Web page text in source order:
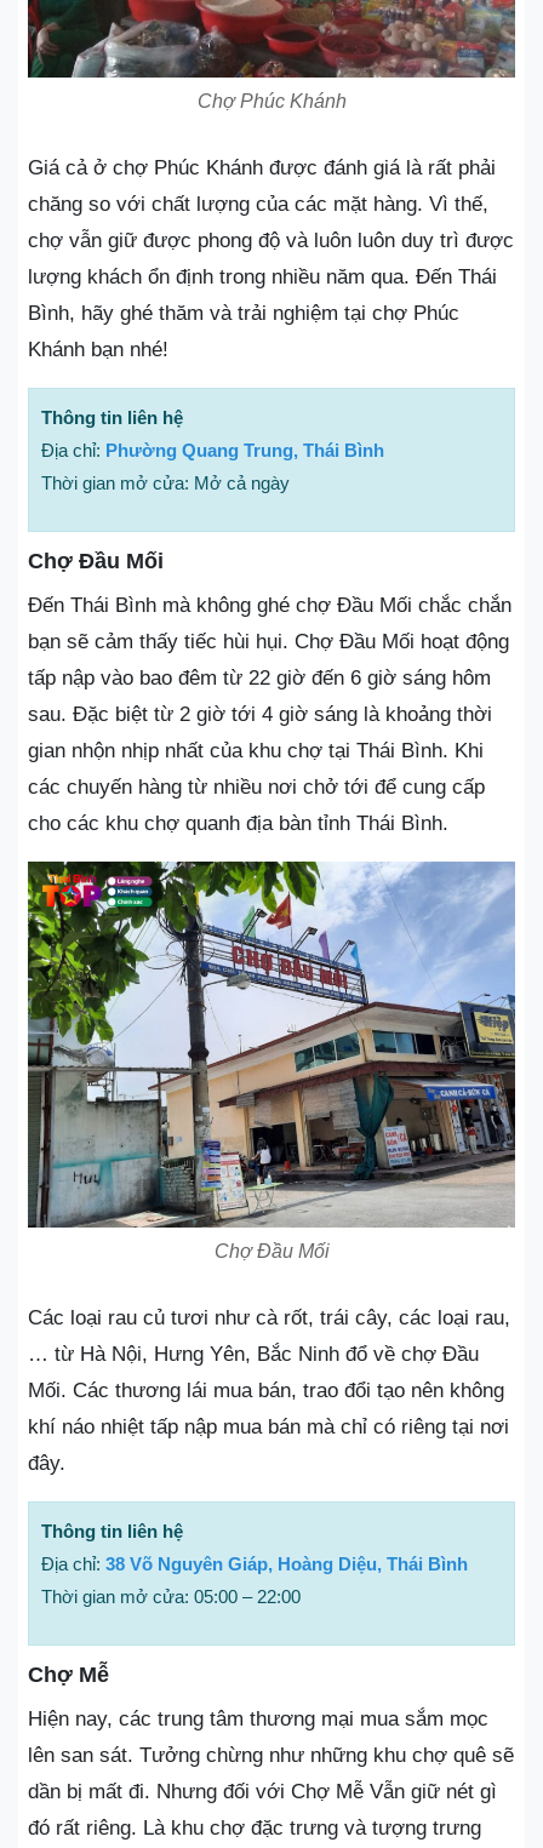
Chợ Phúc Khánh
Giá cả ở chợ Phúc Khánh được đánh giá là rất phải
chăng so với chất lượng của các mặt hàng. Vì thế,
chợ vẫn giữ được phong độ và luôn luôn duy trì được
lượng khách ổn định trong nhiều năm qua. Đến Thái
Bình, hãy ghé thăm và trải nghiệm tại chợ Phúc
Khánh bạn nhé!
Thông tin liên hệ
Địa chỉ: Phường Quang Trung, Thái Bình
Thời gian mở cửa: Mở cả ngày
Chợ Đầu Mối
Đến Thái Bình mà không ghé chợ Đầu Mối chắc chắn
bạn sẽ cảm thấy tiếc hùi hụi. Chợ Đầu Mối hoạt động
tấp nập vào bao đêm từ 22 giờ đến 6 giờ sáng hôm
sau. Đặc biệt từ 2 giờ tới 4 giờ sáng là khoảng thời
gian nhộn nhịp nhất của khu chợ tại Thái Bình. Khi
các chuyến hàng từ nhiều nơi chở tới để cung cấp
cho các khu chợ quanh địa bàn tỉnh Thái Bình.
Chợ Đầu Mối
Các loại rau củ tươi như cà rốt, trái cây, các loại rau,
… từ Hà Nội, Hưng Yên, Bắc Ninh đổ về chợ Đầu
Mối. Các thương lái mua bán, trao đổi tạo nên không
khí náo nhiệt tấp nập mua bán mà chỉ có riêng tại nơi
đây.
Thông tin liên hệ
Địa chỉ: 38 Võ Nguyên Giáp, Hoàng Diệu, Thái Bình
Thời gian mở cửa: 05:00 – 22:00
Chợ Mễ
Hiện nay, các trung tâm thương mại mua sắm mọc
lên san sát. Tưởng chừng như những khu chợ quê sẽ
dần bị mất đi. Nhưng đối với Chợ Mễ Vẫn giữ nét gì
đó rất riêng. Là khu chợ đặc trưng và tượng trưng